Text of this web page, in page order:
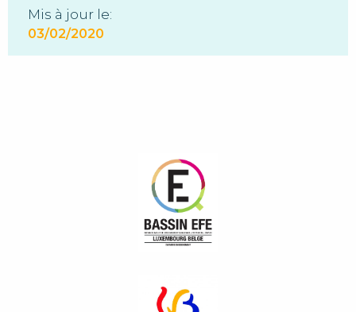
Mis à jour le:
03/02/2020